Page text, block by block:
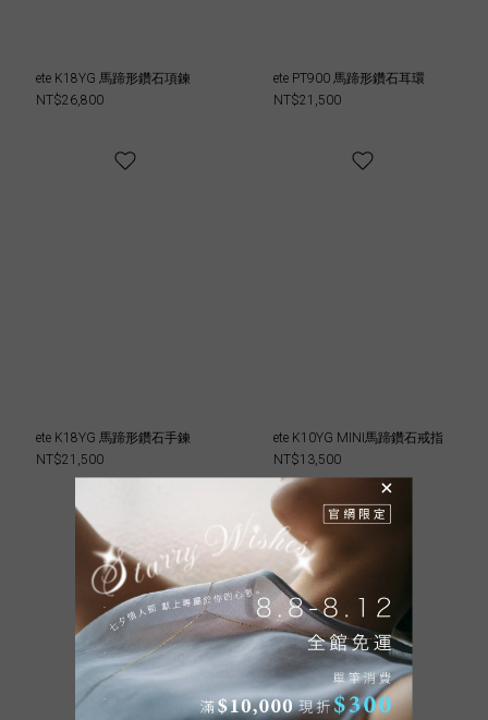
ete K18YG 馬蹄形鑽石項鍊
NT$26,800
ete PT900 馬蹄形鑽石耳環
NT$21,500
ete K18YG 馬蹄形鑽石手鍊
NT$21,500
ete K10YG MINI馬蹄鑽石戒指
NT$13,500